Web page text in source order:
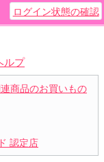
ログイン状態の確認
ルプ
商品のお買いもの
認定店